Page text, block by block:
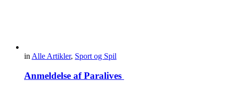
in Alle Artikler, Sport og Spil
Anmeldelse af Paralives